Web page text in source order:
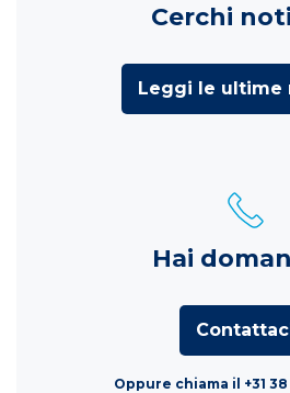
Cerchi
Leggi le ultime
Hai
Oppure chiama il +31 38